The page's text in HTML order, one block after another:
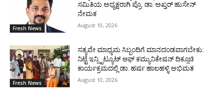
Fresh News
ಸಮಿತಿಯ ಅಧ್ಯಕ್ಷರಾಗಿ ಪ್ರೊ. ಡಾ. ಅಖ್ತರ್ ಹುಸೇನ್
ನೇಮಕ
August 10, 2026
Fresh News
ಸತ್ಯವೇ ಮಾಧ್ಯಮ ಸಿಬ್ಬಂದಿಗೆ ಮಾನದಂಡವಾಗಬೇಕು:
ನಿಟ್ಟೆ ಇನ್ಸ್ಟಿಟ್ಯೂಟ್ ಆಫ್ ಕಮ್ಯುನಿಕೇಷನ್ ದಿಕ್ಸೂಚಿ
ಕಾರ್ಯಕ್ರಮದಲ್ಲಿ ಡಾ. ಹರ್ಷ ಹಾಲಹಳ್ಳಿ ಅಭಿಮತ
August 10, 2026